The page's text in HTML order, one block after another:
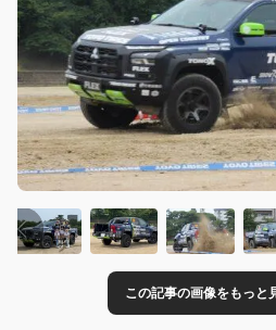
この記事の画像をもっと